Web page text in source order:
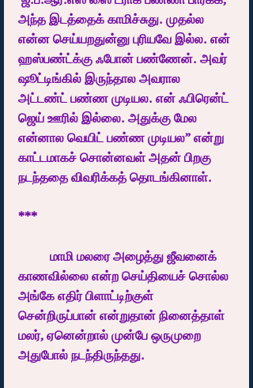
அந்த இடத்தைக் காமிச்சுது. முதல்ல
என்ன செய்யறதுன்னு புரியவே இல்ல. என்
ஹஸ்பண்ட்க்கு ஃபோன் பண்ணேன். அவர்
ஷூட்டிங்கில் இருந்தால அவரால
அட்டண்ட் பண்ண முடியல. என் ஃபிரென்ட்
ஜெய் ஊரில் இல்லை. அதுக்கு மேல
என்னால வெயிட் பண்ண முடியல” என்று
காட்டமாகச் சொன்னவள் அதன் பிறகு
நடந்ததை விவரிக்கத் தொடங்கினாள்.
***
காணவில்லை என்ற செய்தியைச் சொல்ல
அங்கே எதிர் பிளாட்டிற்குள்
சென்றிருப்பான் என்றுதான் நினைத்தாள்
மலர், ஏனென்றால் முன்பே ஒருமுறை
அதுபோல் நடந்திருந்தது.